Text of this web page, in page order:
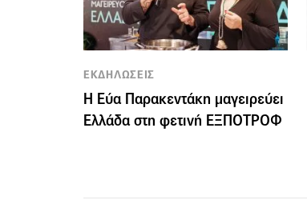
ΕΚΔΗΛΩΣΕΙΣ
Η Εύα Παρακεντάκη μαγειρεύει
Ελλάδα στη φετινή ΕΞΠΟΤΡΟΦ